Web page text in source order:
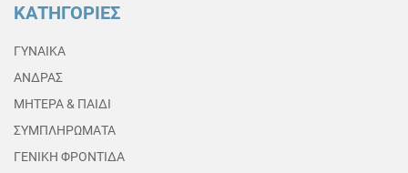
ΚΑΤΗΓΟΡΙΕΣ
ΓΥΝΑΙΚΑ
ΑΝΔΡΑΣ
ΜΗΤΕΡΑ & ΠΑΙΔΙ
ΣΥΜΠΛΗΡΩΜΑΤΑ
ΓΕΝΙΚΗ ΦΡΟΝΤΙΔΑ